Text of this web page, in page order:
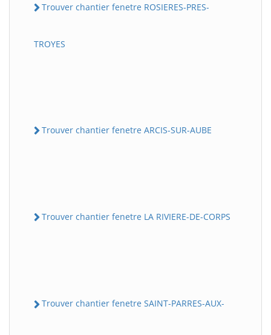
Trouver chantier fenetre ROSIERES-PRES-
TROYES
Trouver chantier fenetre ARCIS-SUR-AUBE
Trouver chantier fenetre LA RIVIERE-DE-CORPS
Trouver chantier fenetre SAINT-PARRES-AUX-